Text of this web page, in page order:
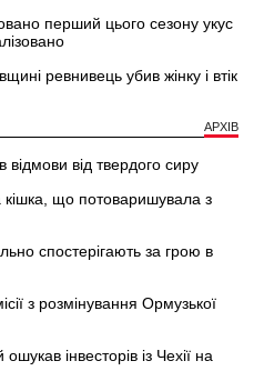
перший цього сезону укус
ревнивець убив жінку і втік
АРХІВ
відмови від твердого сиру
що потоваришувала з
спостерігають за грою в
з розмінування Ормузької
інвесторів із Чехії на